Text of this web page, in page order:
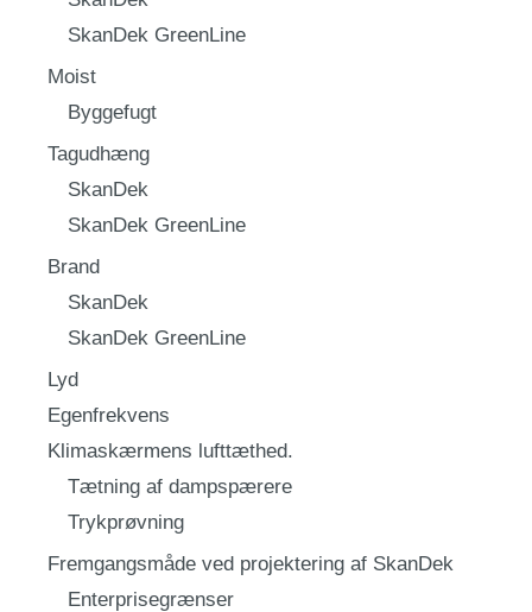
SkanDek GreenLine
Moist
Byggefugt
Tagudhæng
SkanDek
SkanDek GreenLine
Brand
SkanDek
SkanDek GreenLine
Lyd
Egenfrekvens
Klimaskærmens lufttæthed.
Tætning af dampspærere
Trykprøvning
Fremgangsmåde ved projektering af SkanDek
Enterprisegrænser